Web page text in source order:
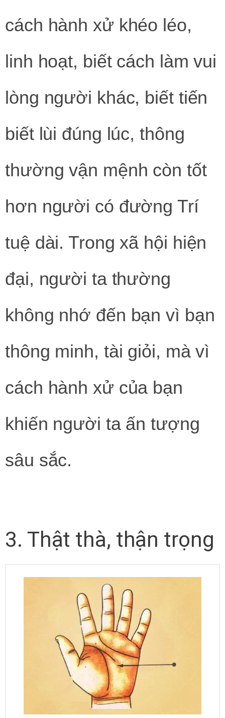
cách hành xử khéo léo,
linh hoạt, biết cách làm vui
lòng người khác, biết tiến
biết lùi đúng lúc, thông
thường vận mệnh còn tốt
hơn người có đường Trí
tuệ dài. Trong xã hội hiện
đại, người ta thường
không nhớ đến bạn vì bạn
thông minh, tài giỏi, mà vì
cách hành xử của bạn
khiến người ta ấn tượng
sâu sắc.
3. Thật thà, thận trọng